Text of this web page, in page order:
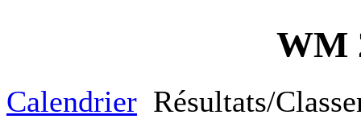
WM
Calendrier Résultats/